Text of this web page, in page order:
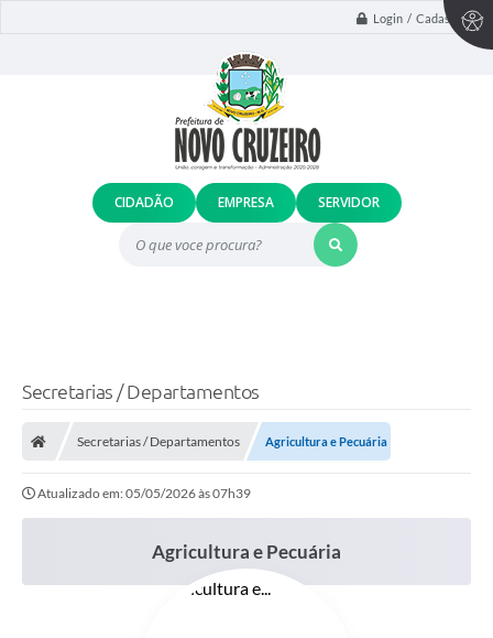
Login / Cadastro
O que voce procura?
CIDADÃO EMPRESA SERVIDOR
Secretarias / Departamentos
Secretarias / Departamentos Agricultura e Pecuária
Atualizado em: 05/05/2026 às 07h39
Agricultura e Pecuária